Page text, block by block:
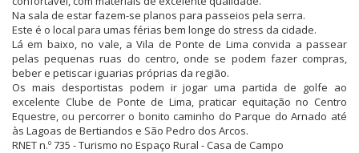
Na sala de estar fazem-se planos para passeios pela serra.
Este é o local para umas férias bem longe do stress da cidade.
Lá em baixo, no vale, a Vila de Ponte de Lima convida a passear
pelas pequenas ruas do centro, onde se podem fazer compras,
beber e petiscar iguarias próprias da região.
Os mais desportistas podem ir jogar uma partida de golfe ao
excelente Clube de Ponte de Lima, praticar equitação no Centro
Equestre, ou percorrer o bonito caminho do Parque do Arnado até
às Lagoas de Bertiandos e São Pedro dos Arcos.
RNET n.º 735 - Turismo no Espaço Rural - Casa de Campo